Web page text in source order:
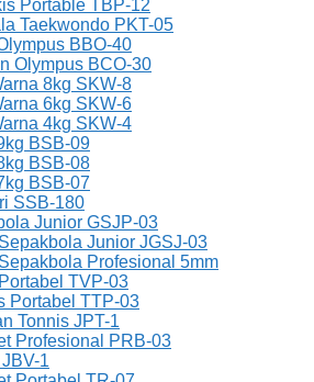
Portable TBP-12
Taekwondo PKT-05
BBO-40
Olympus BCO-30
8kg SKW-8
6kg SKW-6
4kg SKW-4
BSB-09
BSB-08
BSB-07
SSB-180
Junior GSJP-03
Junior JGSJ-03
Profesional 5mm
TVP-03
Portabel TTP-03
Tonnis JPT-1
Profesional PRB-03
1